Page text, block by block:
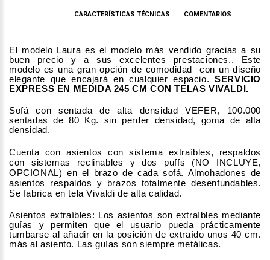
CARACTERÍSTICAS TÉCNICAS COMENTARIOS
El modelo Laura es el modelo más vendido gracias a su
buen precio y a sus excelentes prestaciones.. Este
modelo es una gran opción de comodidad con un diseño
elegante que encajará en cualquier espacio.SERVICIO
EXPRESS EN MEDIDA 245 CM CON TELAS VIVALDI.
Sofá con sentada de alta densidad VEFER, 100.000
sentadas de 80 Kg. sin perder densidad, goma de alta
densidad.
Cuenta con asientos con sistema extraíbles, respaldos
con sistemas reclinables y dos puffs (NO INCLUYE,
OPCIONAL) en el brazo de cada sofá. Almohadones de
asientos respaldos y brazos totalmente desenfundables.
Se fabrica en tela Vivaldi de alta calidad.
Asientos extraíbles: Los asientos son extraíbles mediante
guías y permiten que el usuario pueda prácticamente
tumbarse al añadir en la posición de extraído unos 40 cm.
más al asiento. Las guías son siempre metálicas.